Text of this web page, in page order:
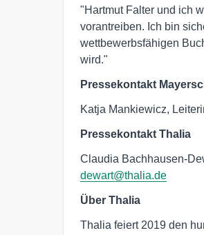
"Hartmut Falter und ich
vorantreiben. Ich bin
wettbewerbsfähigen
wird."
Pressekontakt
Katja Mankiewicz,
Pressekontakt Thalia
Claudia Bachhausen-
dewart@thalia.de
Über Thalia
Thalia feiert 2019 den